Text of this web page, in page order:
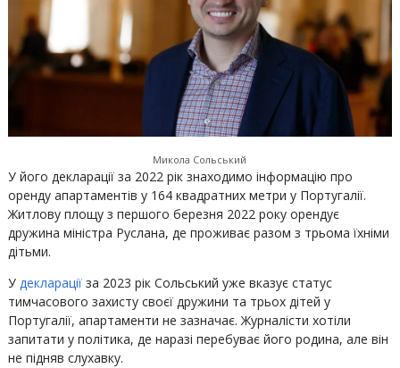
Микола Сольський
У його декларації за 2022 рік знаходимо інформацію про
оренду апартаментів у 164 квадратних метри у Португалії.
Житлову площу з першого березня 2022 року орендує
дружина міністра Руслана, де проживає разом з трьома їхніми
дітьми.
У деклараціїза 2023 рік Сольський уже вказує статус
тимчасового захисту своєї дружини та трьох дітей у
Португалії, апартаменти не зазначає. Журналісти хотіли
запитати у політика, де наразі перебуває його родина, але він
не підняв слухавку.